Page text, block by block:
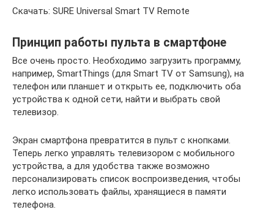
Скачать: SURE Universal Smart TV Remote
Принцип работы пульта в смартфоне
Все очень просто. Необходимо загрузить программу,
например, SmartThings (для Smart TV от Samsung), на
телефон или планшет и открыть ее, подключить оба
устройства к одной сети, найти и выбрать свой
телевизор.
Экран смартфона превратится в пульт с кнопками.
Теперь легко управлять телевизором с мобильного
устройства, а для удобства также возможно
персонализировать список воспроизведения, чтобы
легко использовать файлы, хранящиеся в памяти
телефона.